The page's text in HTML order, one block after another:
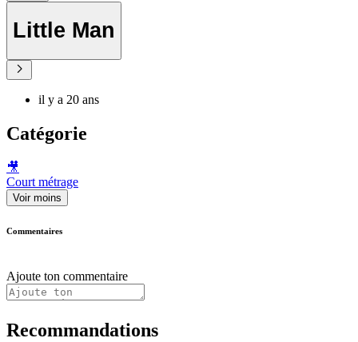
Little Man
il y a 20 ans
Catégorie
🎥
Court métrage
Voir moins
Commentaires
Ajoute ton commentaire
Recommandations